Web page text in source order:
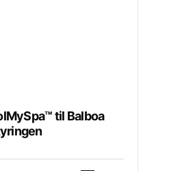
til Balboa